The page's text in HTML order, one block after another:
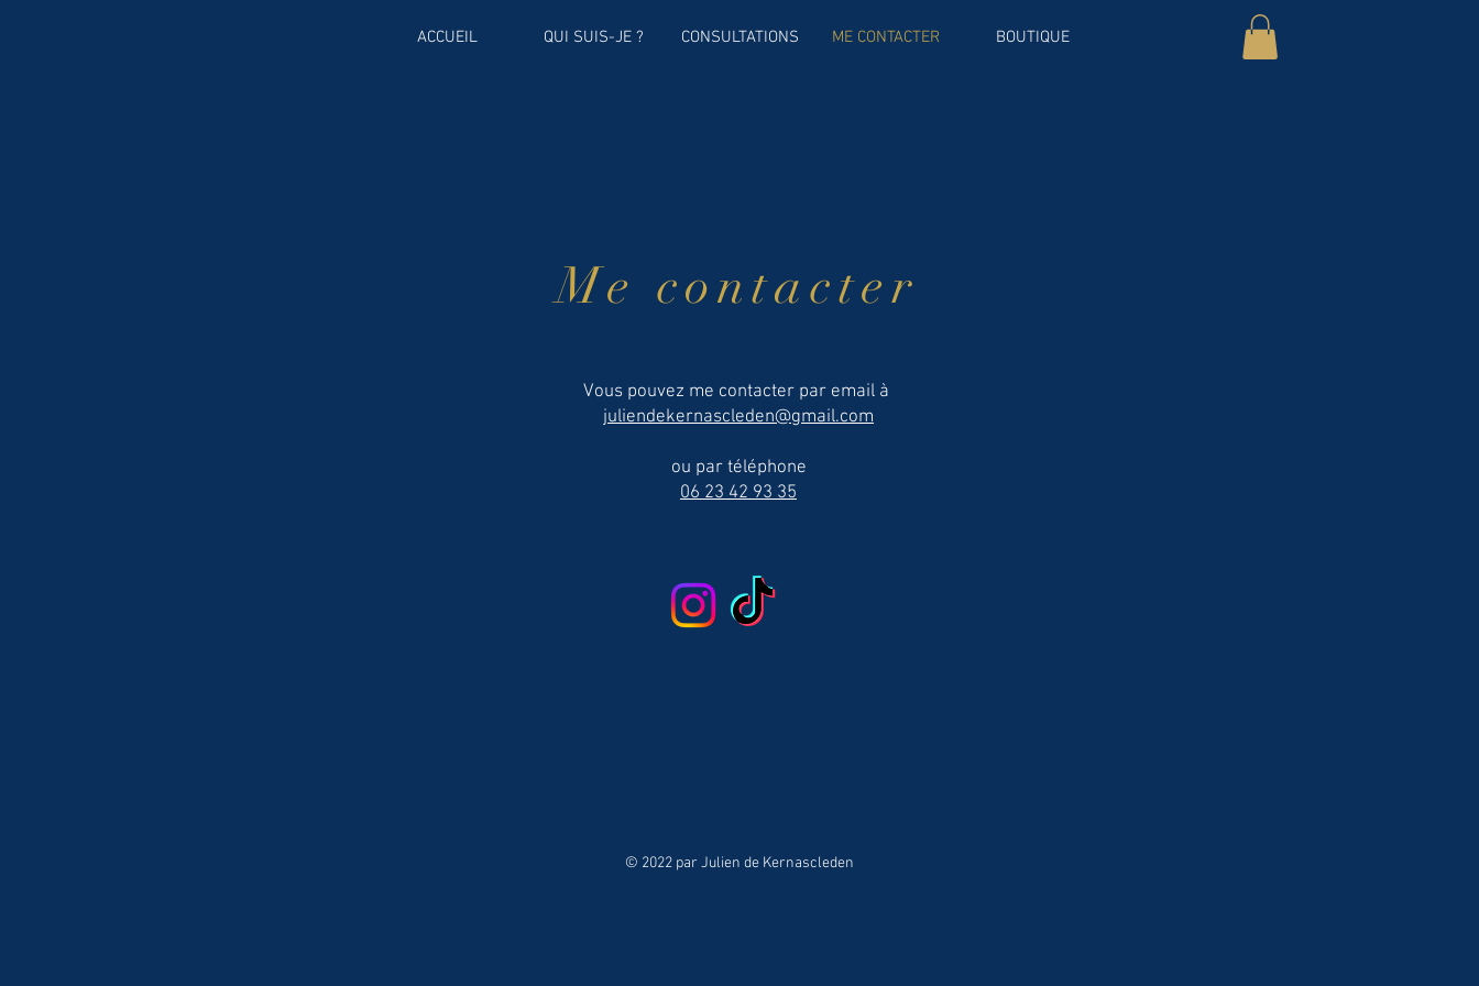
ACCUEIL QUI SUIS-JE ? CONSULTATIONS ME CONTACTER BOUTIQUE
Me contacter
Vous pouvez me contacter par email à
juliendekernascleden@gmail.com
ou par téléphone
06 23 42 93 35
© 2022 par Julien de Kernascleden